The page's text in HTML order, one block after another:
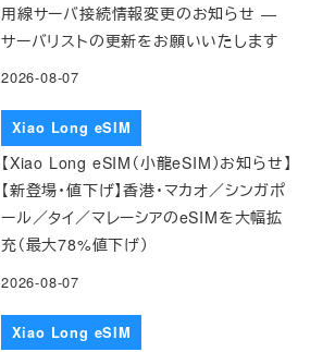
用線サーバ接続情報変更のお知らせ ―
サーバリストの更新をお願いいたします
2026-08-07
Xiao Long eSIM
【Xiao Long eSIM（小龍eSIM）お知らせ】
【新登場・値下げ】香港・マカオ／シンガポ
ール／タイ／マレーシアのeSIMを大幅拡
充（最大78%値下げ）
2026-08-07
Xiao Long eSIM